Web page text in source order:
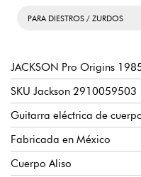
PARA DIESTROS / ZURDOS
JACKSON Pro Origins
SKU Jackson 2910059503
Guitarra eléctrica de
Fabricada en México
Cuerpo Aliso